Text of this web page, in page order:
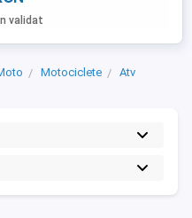
validat
Motociclete
Atv